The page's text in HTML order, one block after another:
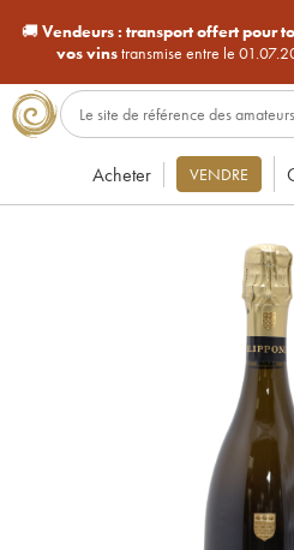
🚚Vendeurs : transport offert pour
vos vinstransmise entre le
Acheter VENDRE